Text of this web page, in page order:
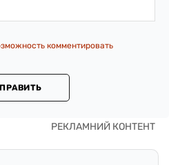
комментировать